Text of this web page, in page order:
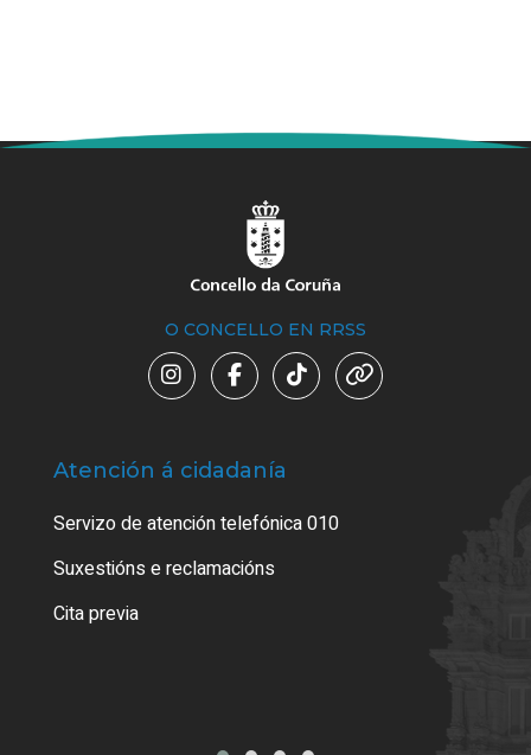
O CONCELLO EN RRSS
Atención á cidadanía
Servizo de atención telefónica 010
Suxestións e reclamacións
Cita previa